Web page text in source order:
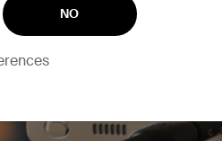
NO